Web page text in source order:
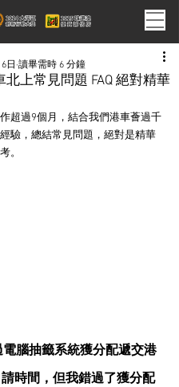
上常見問題 FAQ 絕對精華
日 讀畢需時 6 分鐘
超過9個月，結合我們港車薈過千
驗，總結常見問題，絕對是精華
。
電腦抽籤系統獲分配遞交港
時間，但我錯過了獲分配